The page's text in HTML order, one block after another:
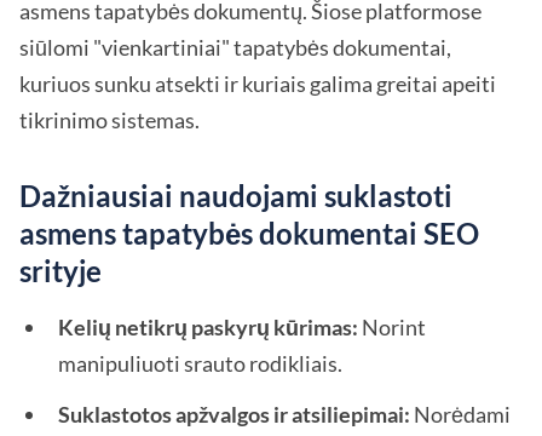
asmens tapatybės dokumentų. Šiose platformose
siūlomi "vienkartiniai" tapatybės dokumentai,
kuriuos sunku atsekti ir kuriais galima greitai apeiti
tikrinimo sistemas.
Dažniausiai naudojami suklastoti
asmens tapatybės dokumentai SEO
srityje
Kelių netikrų paskyrų kūrimas: Norint
manipuliuoti srauto rodikliais.
Suklastotos apžvalgos ir atsiliepimai: Norėdami